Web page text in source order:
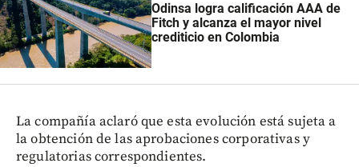
Odinsa logra calificación AAA de
Fitch y alcanza el mayor nivel
crediticio en Colombia
La compañía aclaró que esta evolución está sujeta a
la obtención de las aprobaciones corporativas y
regulatorias correspondientes.